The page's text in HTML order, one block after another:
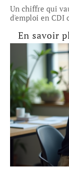
Un chiffre qui
d'emploi en CDI
En savoir